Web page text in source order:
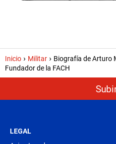
Inicio Militar
Biografía de Arturo
Fundador de la FACH
LEGAL